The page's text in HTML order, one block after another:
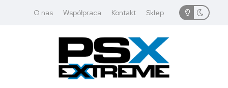
O nas Współpraca Kontakt Sklep